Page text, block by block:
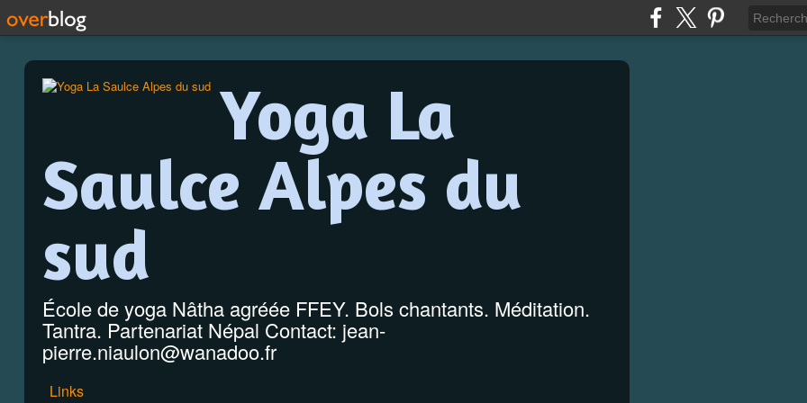
Yoga La
Saulce Alpes du
sud
École de yoga Nâtha agréée FFEY. Bols chantants. Méditation.
Tantra. Partenariat Népal Contact: jean-
pierre.niaulon@wanadoo.fr
Links